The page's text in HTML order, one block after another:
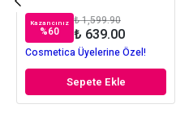
Kazancınız
%60
₺ 1,599.90
₺ 639.00
Cosmetica Üyelerine Özel!
Sepete Ekle